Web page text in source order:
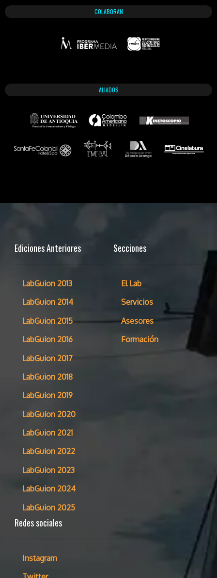
COLABORAN
ALIADOS
Ediciones Anteriores
LabGuion 2013
LabGuion 2014
LabGuion 2015
LabGuion 2016
LabGuion 2017
LabGuion 2018
LabGuion 2019
LabGuion 2020
LabGuion 2021
LabGuion 2022
LabGuion 2023
LabGuion 2024
LabGuion 2025
Secciones
El Lab
Servicios
Asesores
Formación
Redes sociales
Instagram